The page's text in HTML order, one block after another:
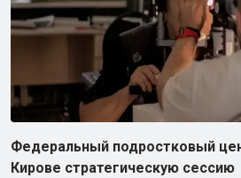
Федеральный подростковый
Кирове стратегическую сессию